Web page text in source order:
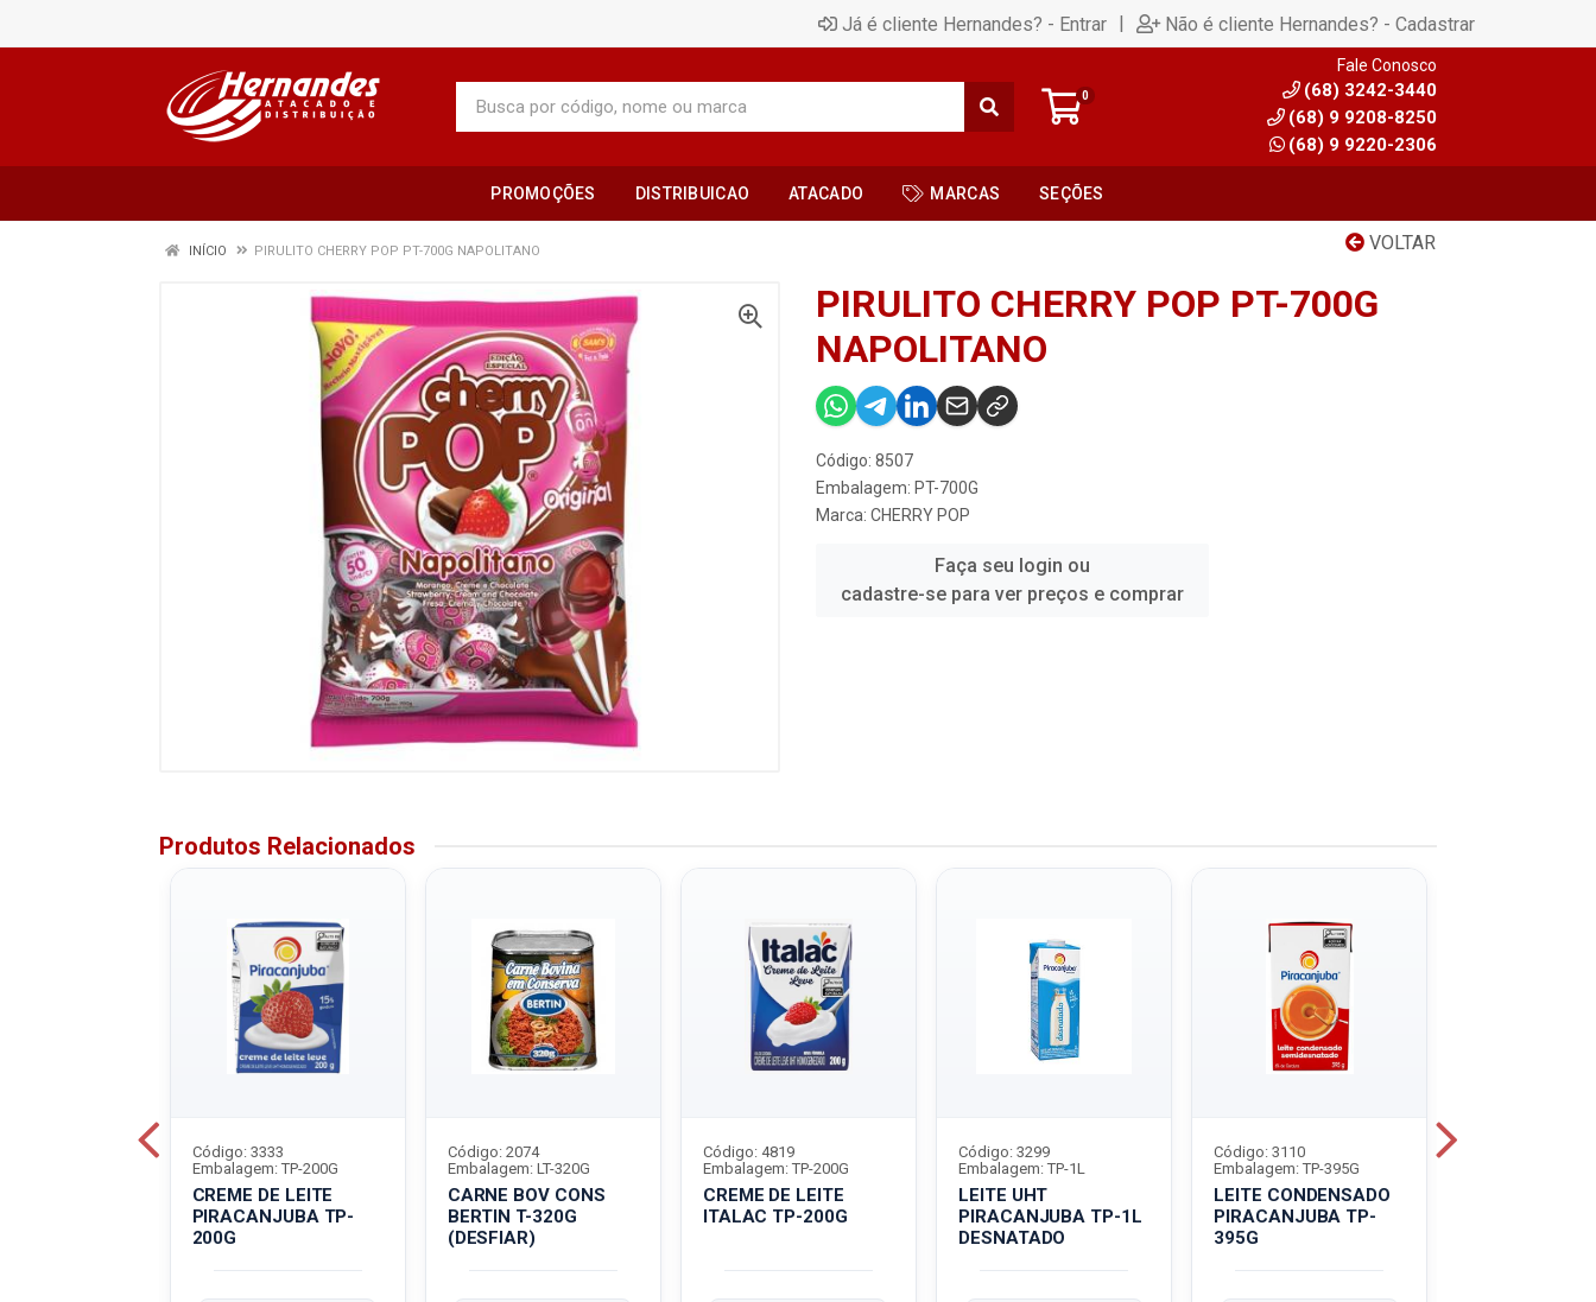
Já é cliente Hernandes? - Entrar | Não é cliente Hernandes? - Cadastrar
0
Fale Conosco
(68) 3242-3440
(68) 9 9208-8250
(68) 9 9220-2306
PROMOÇÕES DISTRIBUICAO ATACADO MARCAS SEÇÕES
VOLTAR
INÍCIO PIRULITO CHERRY POP PT-700G NAPOLITANO
PIRULITO CHERRY POP PT-700G
NAPOLITANO
Código: 8507
Embalagem: PT-700G
Marca: CHERRY POP
Faça seu login ou
cadastre-se para ver preços e comprar
Produtos Relacionados
CREME DE LEITE
PIRACANJUBA TP-
200G
Código: 3333
Embalagem: TP-200G
CARNE BOV CONS
BERTIN T-320G
(DESFIAR)
Código: 2074
Embalagem: LT-320G
CREME DE LEITE
ITALAC TP-200G
Código: 4819
Embalagem: TP-200G
LEITE UHT
PIRACANJUBA TP-1L
DESNATADO
Código: 3299
Embalagem: TP-1L
LEITE CONDENSADO
PIRACANJUBA TP-
395G
Código: 3110
Embalagem: TP-395G